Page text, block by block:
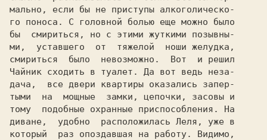
мально, если бы не приступы алкоголическо-
го поноса. С головной болью еще можно было
бы  смириться, но с этими жуткими позывны-
ми,  уставшего  от  тяжелой  ноши желудка,
смириться  было  невозможно.  Вот  и решил
Чайник сходить в туалет. Да вот ведь неза-
дача,  все двери квартиры оказались запер-
тыми  на  мощные  замки, цепочки, засовы и
тому  подобные охранные приспособления. На
который  раз опоздавшая на работу. Видимо,